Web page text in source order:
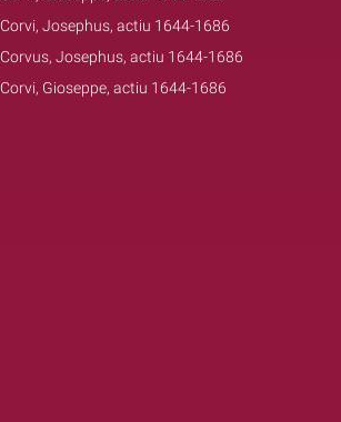
Corvi, Josephus, actiu 1644-1686
Corvus, Josephus, actiu 1644-1686
Corvi, Gioseppe, actiu 1644-1686